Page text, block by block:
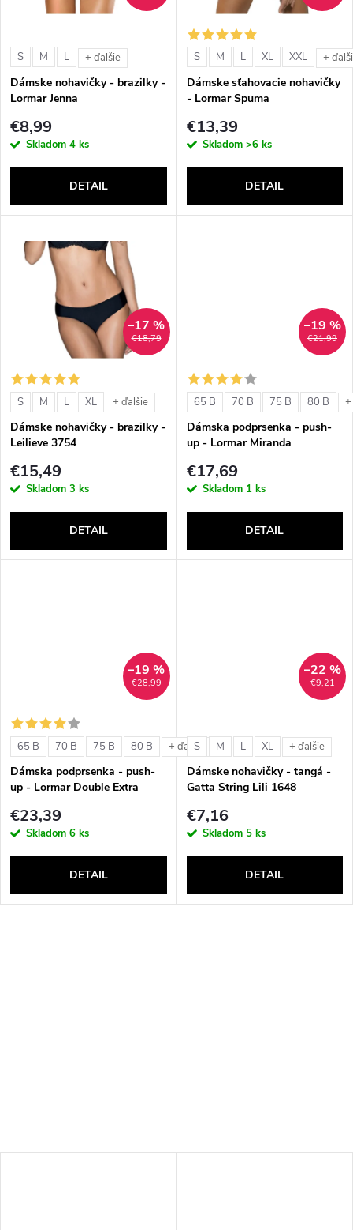
e
p
r
d
u
o
v
s
p
r
o
d
u
o
v
S M L + ďalšie
Dámske nohavičky - brazilky -
Lormar Jenna
€8,99
Skladom 4 ks
DETAIL
S M L XL XXL +
Dámske sťahovacie nohavičky
- Lormar Spuma
€13,39
Skladom >6 ks
DETAIL
€18,79
–17 %
S M L XL + ďalšie
Dámske nohavičky - brazilky -
Leilieve 3754
€15,49
Skladom 3 ks
DETAIL
€21,99
–19 %
65 B 70 B 75 B 80 B
Dámska podprsenka - push-
up - Lormar Miranda
€17,69
Skladom 1 ks
DETAIL
€28,99
–19 %
65 B 70 B 75 B 80 B + ďalšie
Dámska podprsenka - push-
up - Lormar Double Extra
€23,39
Skladom 6 ks
DETAIL
€9,21
–22 %
S M L XL + ďalšie
Dámske nohavičky - tangá -
Gatta String Lili 1648
€7,16
Skladom 5 ks
DETAIL